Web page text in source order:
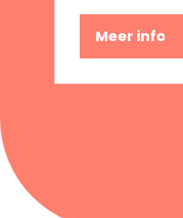
Meer info